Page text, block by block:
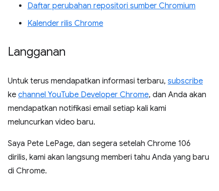
Daftar perubahan repositori sumber Chromium
Kalender rilis Chrome
Langganan
Untuk terus mendapatkan informasi terbaru, subscribe
ke channel YouTube Developer Chrome, dan Anda akan
mendapatkan notifikasi email setiap kali kami
meluncurkan video baru.
Saya Pete LePage, dan segera setelah Chrome 106
dirilis, kami akan langsung memberi tahu Anda yang baru
di Chrome.